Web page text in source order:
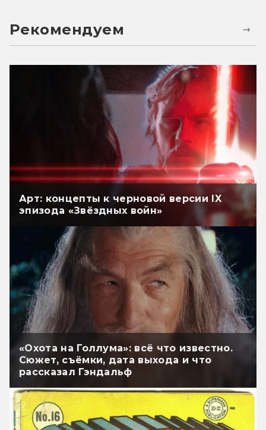
Рекомендуем
Арт: концепты к черновой версии IX
эпизода «Звёздных войн»
«Охота на Голлума»: всё что известно.
Сюжет, съёмки, дата выхода и что
рассказал Гэндальф